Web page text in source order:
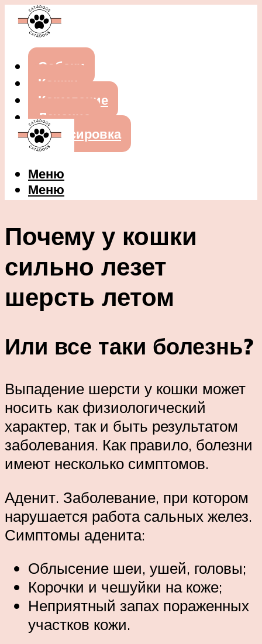
Собаки
Кошки
Кормление
Лечение
Дрессировка
Меню
Меню
Почему у кошки
сильно лезет
шерсть летом
Или все таки болезнь?
Выпадение шерсти у кошки может
носить как физиологический
характер, так и быть результатом
заболевания. Как правило, болезни
имеют несколько симптомов.
Аденит. Заболевание, при котором
нарушается работа сальных желез.
Симптомы аденита:
Облысение шеи, ушей, головы;
Корочки и чешуйки на коже;
Неприятный запах пораженных
участков кожи.